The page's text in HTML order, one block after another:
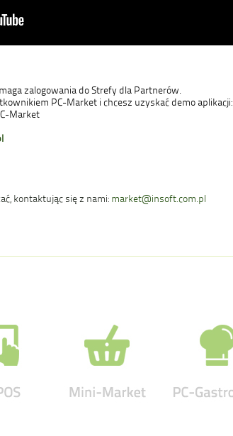
zalogowania do Strefy dla Partnerów.
PC-Market i chcesz uzyskać demo aplikacji:
Market
kontaktując się z nami: market@insoft.com.pl